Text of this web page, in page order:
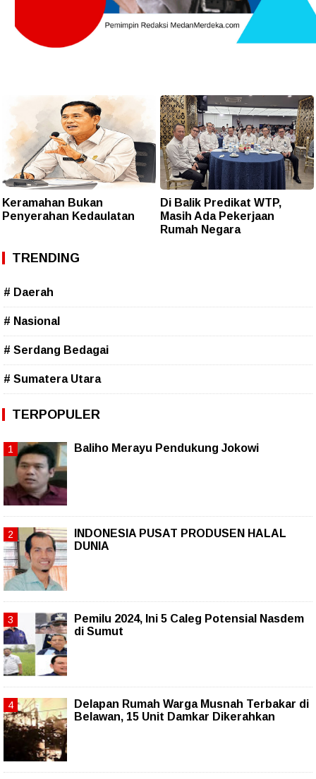
Keramahan Bukan
Penyerahan Kedaulatan
Di Balik Predikat WTP,
Masih Ada Pekerjaan
Rumah Negara
TRENDING
# Daerah
# Nasional
# Serdang Bedagai
# Sumatera Utara
TERPOPULER
Baliho Merayu Pendukung Jokowi
INDONESIA PUSAT PRODUSEN HALAL
DUNIA
Pemilu 2024, Ini 5 Caleg Potensial Nasdem
di Sumut
Delapan Rumah Warga Musnah Terbakar di
Belawan, 15 Unit Damkar Dikerahkan